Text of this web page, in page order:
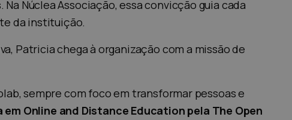
Núclea Associação, essa convicção guia cada
da instituição.
Patricia chega à organização com a missão de
sempre com foco em transformar pessoas e
em Online and Distance Education pela The Open